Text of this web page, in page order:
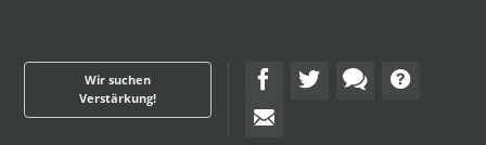
Wir suchen
Verstärkung!